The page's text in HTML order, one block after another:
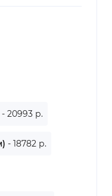
- 20993 р.
- 18782 р.